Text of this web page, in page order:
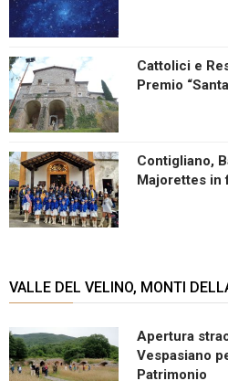
Cattolici e
Premio
Contigliano,
Majorettes in
VALLE DEL VELINO, MONTI
Apertura
Vespasiano
Patrimonio